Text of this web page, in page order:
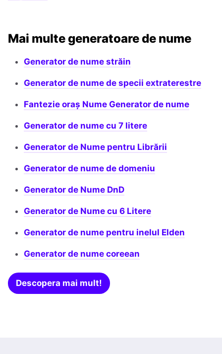
Mai multe generatoare de nume
Generator de nume străin
Generator de nume de specii extraterestre
Fantezie oraș Nume Generator de nume
Generator de nume cu 7 litere
Generator de Nume pentru Librării
Generator de nume de domeniu
Generator de Nume DnD
Generator de Nume cu 6 Litere
Generator de nume pentru inelul Elden
Generator de nume coreean
Descopera mai mult!